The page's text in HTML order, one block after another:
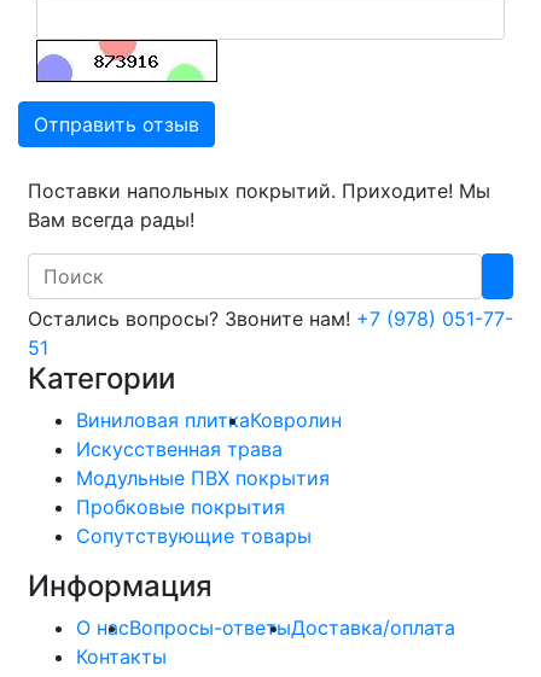
Отправить отзыв
Поставки напольных покрытий. Приходите! Мы
Вам всегда рады!
Search
Остались вопросы? Звоните нам! +7 (978) 051-77-
51
Категории
Виниловая плиткаКовролин
Искусственная трава
Модульные ПВХ покрытия
Пробковые покрытия
Сопутствующие товары
Информация
О насВопросы-ответыДоставка/оплата
Контакты